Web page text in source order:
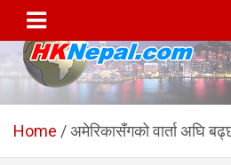
content
HKNepal.com –
सञ्चालित पहिलो
hknepal, hknepal.com, hk nepal, hk
Home अमेरिकासँगको वार्ता अघि